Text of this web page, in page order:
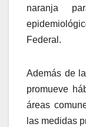
naranja
Federal.
Además de
promueve
áreas
las medidas